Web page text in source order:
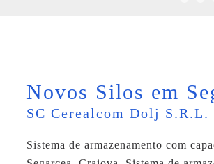
Novos Silos em
SC Cerealcom Dolj S.R.L.
Sistema de armazenamento com